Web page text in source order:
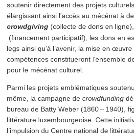
soutenir directement des projets
élargissant ainsi l’accès au mécénat à
crowdgiving (collecte de dons en ligne),
(financement par­tic­i­patif), les dons en
legs ainsi qu’à l’avenir, la mise en
compétences con­stitueront l’ensemble
pour le mécénat culturel.
Parmi les projets emblé­ma­tiques
même, la campagne de crowd­fund­ing
bureau de Batty Weber (1860 – 1940),
littérature lux­em­bour­geoise. Cette
l’impulsion du Centre national de